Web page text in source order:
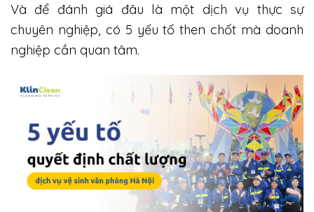
Và để đánh giá đâu là một dịch vụ thực sự
chuyên nghiệp, có 5 yếu tố then chốt mà doanh
nghiệp cần quan tâm.